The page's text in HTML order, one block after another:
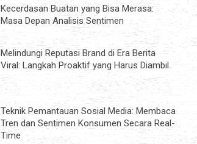
Kecerdasan Buatan yang Bisa Merasa:
Masa Depan Analisis Sentimen
Melindungi Reputasi Brand di Era Berita
Viral: Langkah Proaktif yang Harus Diambil
Teknik Pemantauan Sosial Media: Membaca
Tren dan Sentimen Konsumen Secara Real-
Time